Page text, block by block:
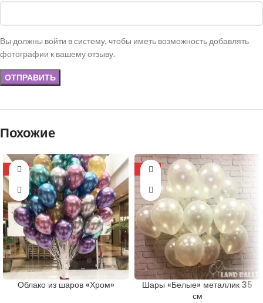
Вы должны войти в систему, чтобы иметь возможность добавлять
фотографии к вашему отзыву.
Похожие
-11%
Облако из шаров «Хром»
-13%
Шары «Белые» металлик 35
см